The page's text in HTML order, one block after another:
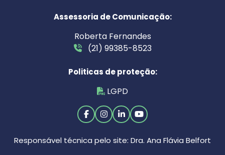
Assessoria de Comunicação:
Roberta Fernandes
(21) 99385-8523
Politicas de proteção:
LGPD
Responsável técnica pelo site: Dra. Ana Flávia Belfort